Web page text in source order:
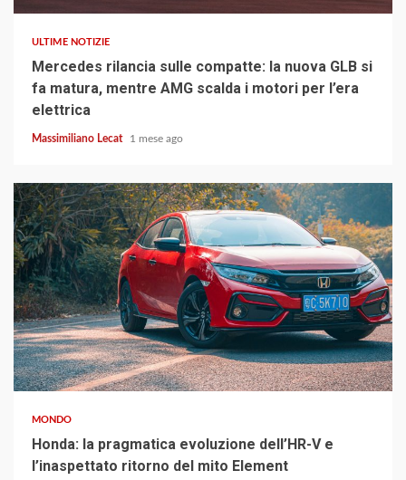
ULTIME NOTIZIE
Mercedes rilancia sulle compatte: la nuova GLB si
fa matura, mentre AMG scalda i motori per l’era
elettrica
Massimiliano Lecat 1 mese ago
4 min read
MONDO
Honda: la pragmatica evoluzione dell’HR-V e
l’inaspettato ritorno del mito Element